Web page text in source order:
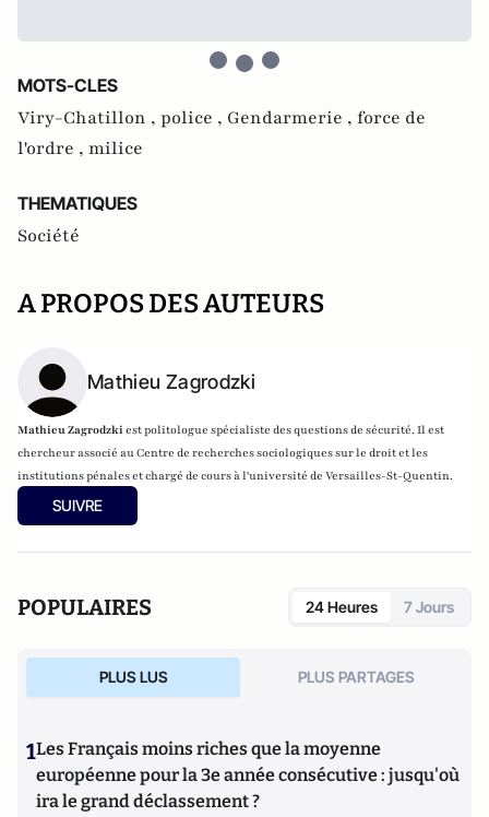
MOTS-CLES
Viry-Chatillon , police , Gendarmerie , force de
l'ordre , milice
THEMATIQUES
Société
A PROPOS DES AUTEURS
Mathieu Zagrodzki
Mathieu Zagrodzkiest politologue spécialiste des questions de sécurité. Il est
chercheur associé au Centre de recherches sociologiques sur le droit et les
institutions pénales et chargé de cours à l'université de Versailles-St-Quentin.
SUIVRE
POPULAIRES 24 Heures 7 Jours
PLUS LUS PLUS PARTAGES
1Les Français moins riches que la moyenne
européenne pour la 3e année consécutive : jusqu'où
ira le grand déclassement ?